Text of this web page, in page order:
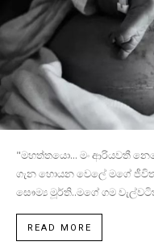
"මහත්තයො... මං ආරියවතී
ගැන හොයන වෙලේ මගේ
සෞම්‍ය මූර්ති..මගේ ගම
READ MORE